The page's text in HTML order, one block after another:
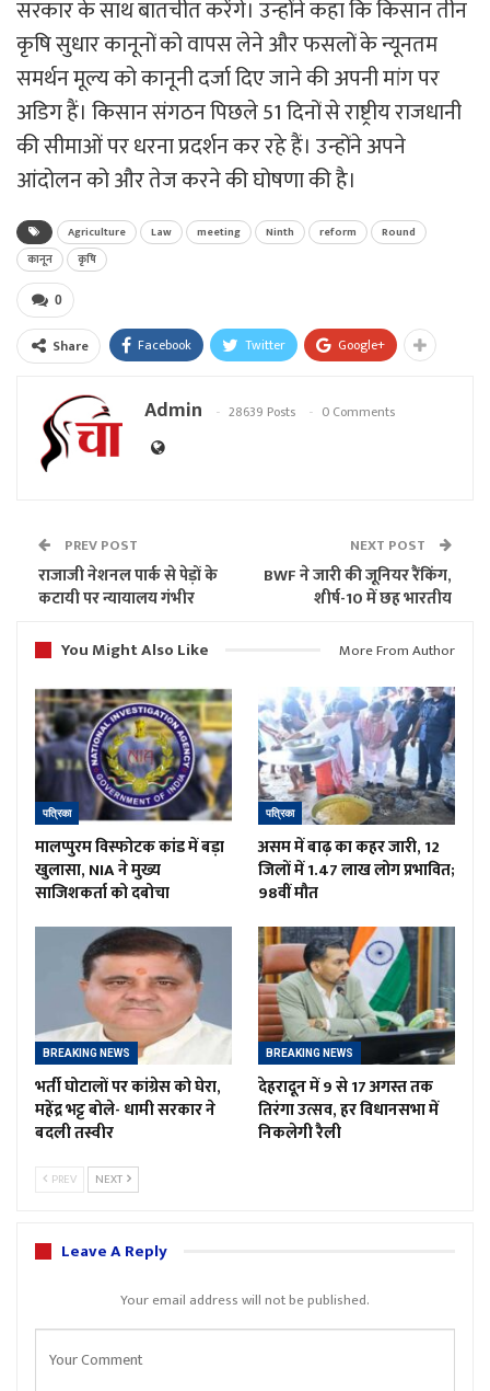
सरकार के साथ बातचीत करेंगे। उन्होंने कहा कि किसान तीन
कृषि सुधार कानूनों को वापस लेने और फसलों के न्यूनतम
समर्थन मूल्य को कानूनी दर्जा दिए जाने की अपनी मांग पर
अडिग हैं। किसान संगठन पिछले 51 दिनों से राष्ट्रीय राजधानी
की सीमाओं पर धरना प्रदर्शन कर रहे हैं। उन्होंने अपने
आंदोलन को और तेज करने की घोषणा की है।
Agriculture Law meeting Ninth reform
Round
कानून
कृषि
0
Share Facebook Twitter Google+
Admin 28639 Posts 0 Comments
PREV POST
राजाजी नेशनल पार्क से पेड़ों के
कटायी पर न्यायालय गंभीर
NEXT POST
BWF ने जारी की जूनियर रैंकिंग,
शीर्ष-10 में छह भारतीय
You Might Also Like
More From Author
पत्रिका
मालप्पुरम विस्फोटक कांड में बड़ा
खुलासा, NIA ने मुख्य
साजिशकर्ता को दबोचा
पत्रिका
असम में बाढ़ का कहर जारी, 12
जिलों में 1.47 लाख लोग प्रभावित;
98वीं मौत
BREAKING NEWS
भर्ती घोटालों पर कांग्रेस को घेरा,
महेंद्र भट्ट बोले- धामी सरकार ने
बदली तस्वीर
BREAKING NEWS
देहरादून में 9 से 17 अगस्त तक
तिरंगा उत्सव, हर विधानसभा में
निकलेगी रैली
PREV NEXT
Leave A Reply
Your email address will not be published.